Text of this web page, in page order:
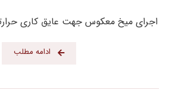
اجرای میخ معکوس جهت عایق کاری
ادامه مطلب